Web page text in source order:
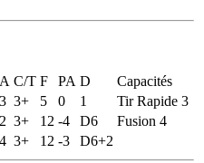
A C/T F PA D
Capacités
3 3+ 5 0 1
Tir Rapide 3
2 3+ 12 -4 D6
Fusion 4
4 3+ 12 -3 D6+2